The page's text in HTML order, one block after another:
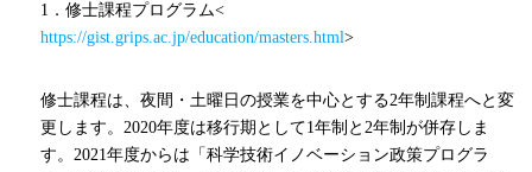
1．修士課程プログラム<
https://gist.grips.ac.jp/education/masters.html>
修士課程は、夜間・土曜日の授業を中心とする2年制課程へと変
更します。2020年度は移行期として1年制と2年制が併存しま
す。2021年度からは「科学技術イノベーション政策プログラ